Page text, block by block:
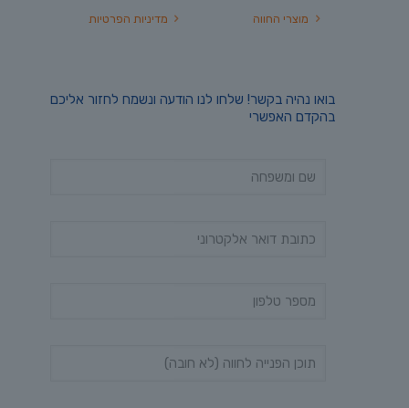
מדיניות הפרטיות
מוצרי החווה
בואו נהיה בקשר! שלחו לנו הודעה ונשמח לחזור אליכם
בהקדם האפשרי